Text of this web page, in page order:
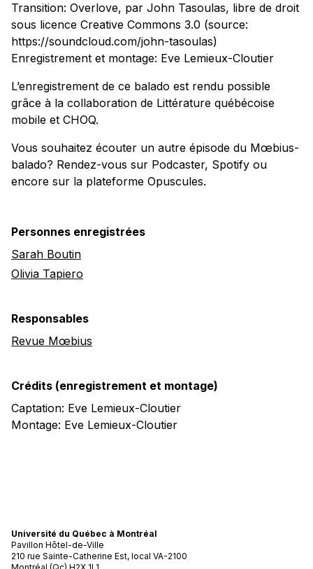
Transition: Overlove, par John Tasoulas, libre de droit
sous licence Creative Commons 3.0 (source:
https://soundcloud.com/john-tasoulas)
Enregistrement et montage: Eve Lemieux-Cloutier
L’enregistrement de ce balado est rendu possible
grâce à la collaboration de Littérature québécoise
mobile et CHOQ.
Vous souhaitez écouter un autre épisode du Mœbius-
balado? Rendez-vous sur Podcaster, Spotify ou
encore sur la plateforme Opuscules.
Personnes enregistrées
Sarah Boutin
Olivia Tapiero
Responsables
Revue Mœbius
Crédits (enregistrement et montage)
Captation: Eve Lemieux-Cloutier
Montage: Eve Lemieux-Cloutier
Université du Québec à Montréal
Pavillon Hôtel-de-Ville
210 rue Sainte-Catherine Est, local VA-2100